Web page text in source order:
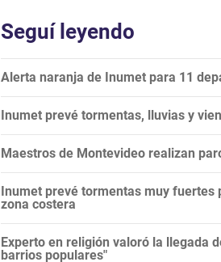
Seguí leyendo
Alerta naranja de Inumet para 11
Inumet prevé tormentas, lluvias y
Maestros de Montevideo realizan
Inumet prevé tormentas muy
zona costera
Experto en religión valoró la llegada
barrios populares"